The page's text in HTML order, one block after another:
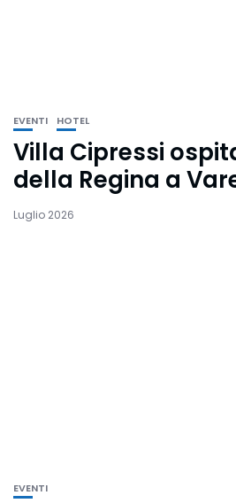
EVENTI HOTEL
Villa Cipressi
della Regina a
Luglio 2026
EVENTI